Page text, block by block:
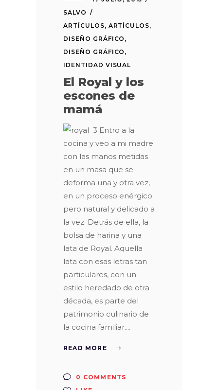
SALVO
ARTÍCULOS, ARTÍCULOS,
DISEÑO GRÁFICO ,
DISEÑO GRÁFICO ,
IDENTIDAD VISUAL
El Royal y los
escones de
mamá
Entro a la
cocina y veo a mi madre
con las manos metidas
en un masa que se
deforma una y otra vez,
en un proceso enérgico
pero natural y delicado a
la vez. Detrás de ella, la
bolsa de harina y una
lata de Royal. Aquella
lata con esas letras tan
particulares, con un
estilo heredado de otra
década, es parte del
patrimonio culinario de
la cocina familiar.
READ MORE
0 COMMENTS